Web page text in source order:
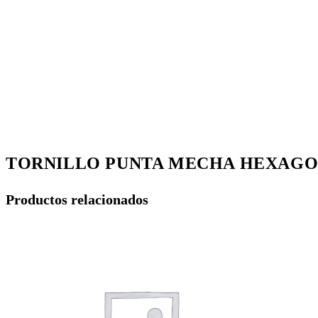
TORNILLO PUNTA MECHA
Productos relacionados